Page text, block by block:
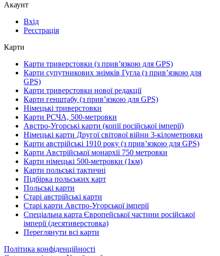
Акаунт
Вхід
Реєстрація
Карти
Карти триверстовки (з прив’язкою для GPS)
Карти супутникових знімків Гугла (з прив’язкою для
GPS)
Карти триверстовки нової редакції
Карти генштабу (з прив’язкою для GPS)
Німецькі триверстовки
Карти РСЧА, 500-метровки
Австро-Угорські карти (копії російської імперії)
Німецькі карти Другої світової війни 3-кілометровки
Карти австрійські 1910 року (з прив’язкою для GPS)
Карти Австрійської монархії 750 метровки
Карти німецькі 500-метровки (1км)
Карти польські тактичні
Підбірка польських карт
Польські карти
Старі австрійські карти
Старі карти Австро-Угорської імперії
Спеціальна карта Європейської частини російської
імперії (десятиверстовка)
Переглянути всі карти
Політика конфіденційності